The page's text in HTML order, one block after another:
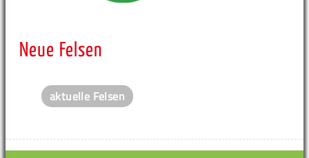
Neue Felsen
aktuelle Felsen